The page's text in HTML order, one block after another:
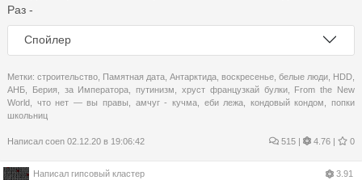
Раз -
Спойлер
Метки: строительство Памятная дата Антарктида воскресенье белые люди HDD
АНБ
Берия за Императора ,путинизм ,хруст французкай булки, From the New
World
что нет — вы правы амчуг - кучма, еби лежа кондовый кондом ,попки
школьниц
Написал coen 02.12.20 в 19:06:42 515 | 4.76 | 0
Написал гипсовый кластер
3.91